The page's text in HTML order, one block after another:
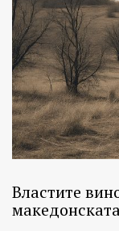
Властите